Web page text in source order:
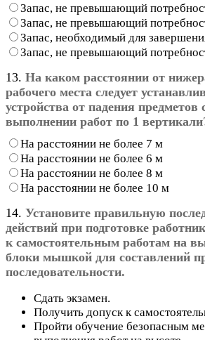
Запас, не превышающий
Запас, не превышающий
Запас, необходимый для
Запас, не превышающий
13. На каком расстоянии от
рабочего места следует
устройства от падения
выполнении работ по 1
На расстоянии не более 7 м
На расстоянии не более 6 м
На расстоянии не более 8 м
На расстоянии не более 10 м
14. Установите правильную
действий при подготовке
к самостоятельным работам на
блоки мышкой для составлений
последовательности.
Сдать экзамен.
Получить допуск к
Пройти обучение безопасным